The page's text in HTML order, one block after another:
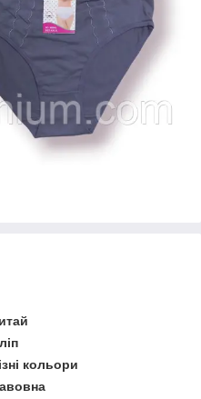
кольори